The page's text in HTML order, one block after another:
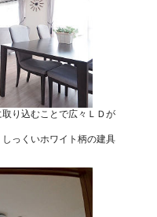
り込むことで広々ＬＤが
っくいホワイト柄の建具